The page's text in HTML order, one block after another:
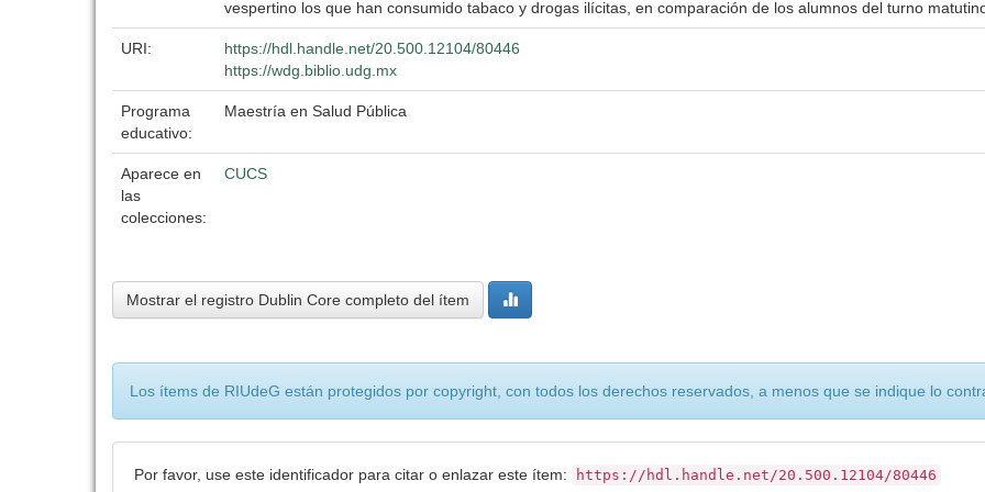
vespertino los que han consumido tabaco y drogas ilícitas, en comparación de los alumnos del turno
URI:
https://hdl.handle.net/20.500.12104/80446
https://wdg.biblio.udg.mx
Programa
educativo:
Maestría en Salud Pública
Aparece en
las
colecciones:
CUCS
Mostrar el registro Dublin Core completo del ítem
Los ítems de RIUdeG están protegidos por copyright, con todos los derechos reservados, a menos que se indique lo
Por favor, use este identificador para citar o enlazar este ítem: https://hdl.handle.net/20.500.12104/80446